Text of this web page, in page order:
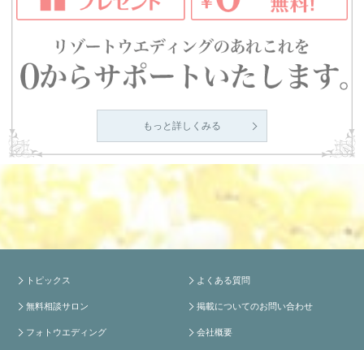
もっと詳しくみる
トピックス
無料相談サロン
フォトウエディング
よくある質問
掲載についてのお問い合わせ
会社概要